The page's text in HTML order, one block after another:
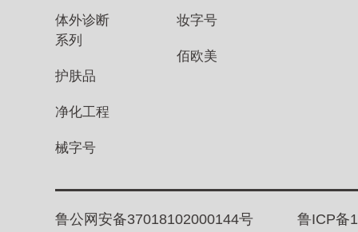
体外诊断
系列
护肤品
净化工程
械字号
妆字号
佰欧美
鲁公网安备37018102000144号 鲁ICP备